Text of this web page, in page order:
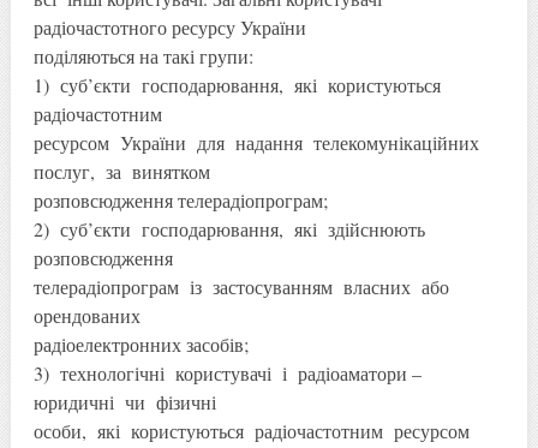
радіочастотного ресурсу України
поділяються на такі групи:
1) суб’єкти господарювання, які користуються
радіочастотним
ресурсом України для надання телекомунікаційних
послуг, за винятком
розповсюдження телерадіопрограм;
2) суб’єкти господарювання, які здійснюють
розповсюдження
телерадіопрограм із застосуванням власних або
орендованих
радіоелектронних засобів;
3) технологічні користувачі і радіоаматори –
юридичні чи фізичні
особи, які користуються радіочастотним ресурсом